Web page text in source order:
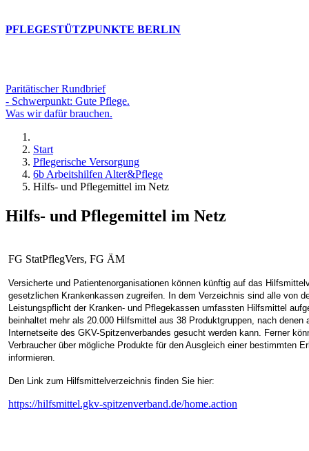
PFLEGESTÜTZPUNKTE BERLIN
Paritätischer Rundbrief
- Schwerpunkt: Gute Pflege.
Was wir dafür brauchen.
Start
Pflegerische Versorgung
6b Arbeitshilfen Alter&Pflege
Hilfs- und Pflegemittel im Netz
Hilfs- und Pflegemittel im Netz
FG StatPflegVers, FG ÄM
Versicherte und Patientenorganisationen können künftig auf das
gesetzlichen Krankenkassen zugreifen. In dem Verzeichnis sind alle von
Leistungspflicht der Kranken- und Pflegekassen umfassten Hilfsmittel
beinhaltet mehr als 20.000 Hilfsmittel aus 38 Produktgruppen, nach denen
Internetseite des GKV-Spitzenverbandes gesucht werden kann. Ferner
Verbraucher über mögliche Produkte für den Ausgleich einer bestimmten
informieren.
Den Link zum Hilfsmittelverzeichnis finden Sie hier:
https://hilfsmittel.gkv-spitzenverband.de/home.action